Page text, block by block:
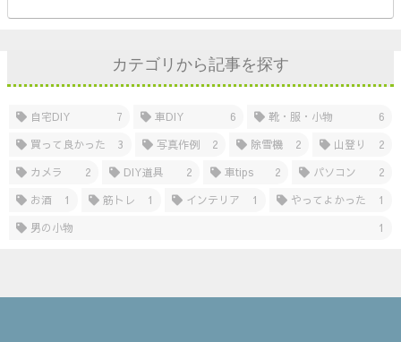
カテゴリから記事を探す
自宅DIY 7 車DIY 6 靴・服・小物
6
買って良かった
3 写真作例 2 除雪機 2 山登り
2
カメラ
2 DIY道具 2 車tips 2 パソコン
2
お酒
1 筋トレ 1 インテリア 1 やってよかった
1
男の小物
1